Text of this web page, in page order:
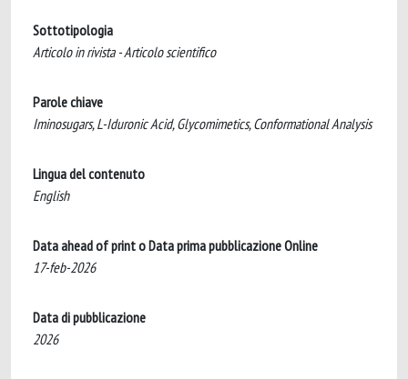
Sottotipologia
Articolo in rivista - Articolo scientifico
Parole chiave
Iminosugars, L-Iduronic Acid, Glycomimetics, Conformational Analysis
Lingua del contenuto
English
Data ahead of print o Data prima pubblicazione Online
17-feb-2026
Data di pubblicazione
2026